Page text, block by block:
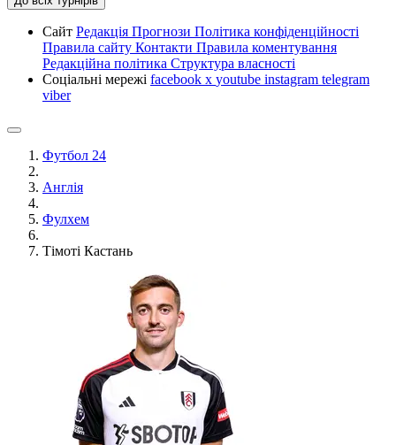
Сайт Редакція Прогнози Політика конфіденційності
Правила сайту Контакти Правила коментування
Редакційна політика Структура власності
Соціальні мережі facebook x youtube instagram telegram
viber
Футбол 24
Англія
Фулхем
Тімоті Кастань